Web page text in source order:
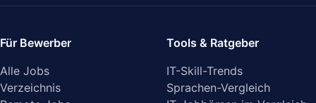
Für Bewerber
Alle Jobs
Verzeichnis
Tools & Ratgeber
IT-Skill-Trends
Sprachen-Vergleich